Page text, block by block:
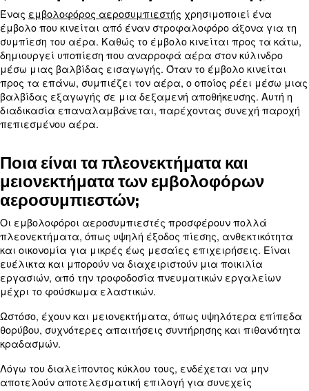
του εξοπλισμού σας.
Είτε είστε επαγγελματίας είτε νέος στους
αεροσυμπιεστές, αυτό το ιστολόγιο σας βοηθά
γρήγορη απάντηση στις συχνότερες
περισσότερα εδώ.
Πώς λειτουργεί ένας
(αντιστροφικός)
Έναςεμβολοφόρος αεροσυμπιεστής
έμβολο που κινείται από έναν στροφαλοφόρο
συμπίεση του αέρα. Καθώς το έμβολο κινείται
δημιουργεί υποπίεση που αναρροφά αέρα στον
μέσω μιας βαλβίδας εισαγωγής. Όταν το έμβολο
προς τα επάνω, συμπιέζει τον αέρα, ο οποίος
βαλβίδας εξαγωγής σε μια δεξαμενή
διαδικασία επαναλαμβάνεται, παρέχοντας
πεπιεσμένου αέρα.
Ποια είναι τα πλεονεκτήματα